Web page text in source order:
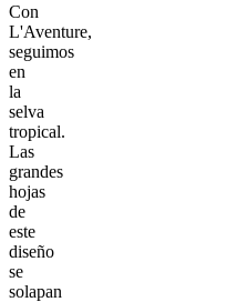
Con
L'Aventure,
seguimos
en
la
selva
tropical.
Las
grandes
hojas
de
este
diseño
se
solapan